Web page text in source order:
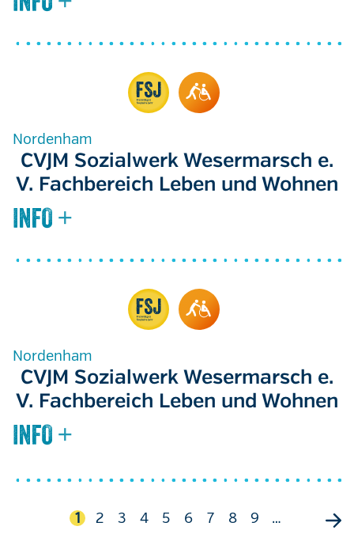
Nordenham
CVJM Sozialwerk Wesermarsch e.
V. Fachbereich Leben und Wohnen
Nordenham
CVJM Sozialwerk Wesermarsch e.
V. Fachbereich Leben und Wohnen
Aktuelle
1 Seite
2 Seite
3 Seite
4 Seite
5 Seite
6 Seite
7 Seite
8 Seite
9 …